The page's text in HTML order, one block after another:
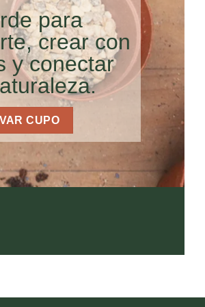
para
crear con
y conectar
CUPO